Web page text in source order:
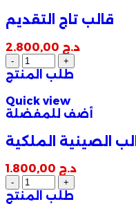
قالب تاج التقديم
د.ج
طلب المنتج
Quick view
أضف للمفضلة
الصينية الملكية
د.ج
طلب المنتج